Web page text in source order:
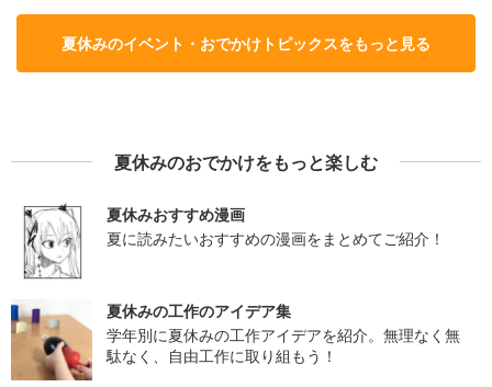
夏休みのイベント・おでかけトピックスをもっと見る
夏休みのおでかけをもっと楽しむ
夏休みおすすめ漫画
夏に読みたいおすすめの漫画をまとめてご紹介！
夏休みの工作のアイデア集
学年別に夏休みの工作アイデアを紹介。無理なく無
駄なく、自由工作に取り組もう！